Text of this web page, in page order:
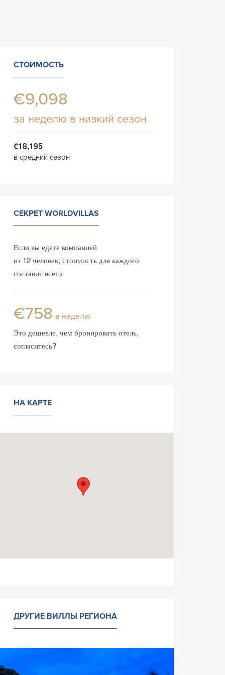
СТОИМОСТЬ
€9,098
за неделю в низкий сезон
€18,195
в средний сезон
СЕКРЕТ WORLDVILLAS
Если вы едете компанией
из 12 человек, стоимость для каждого
составит всего
€758 в неделю
Это дешевле, чем бронировать отель,
согласитесь?
НА КАРТЕ
ДРУГИЕ ВИЛЛЫ РЕГИОНА